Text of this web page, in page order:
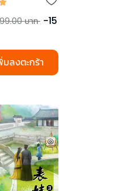
บาท -15
มลงตะกร้า